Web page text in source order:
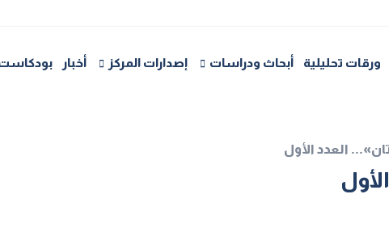
ورقات تحليلية أبحاث ودراسات إصدارات المركز أخبار
العدد الأول